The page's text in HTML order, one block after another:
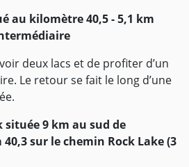
au kilomètre 40,5 - 5,1 km
deux lacs et de profiter d’un
Le retour se fait le long d’une
située 9 km au sud de
sur le chemin Rock Lake (3